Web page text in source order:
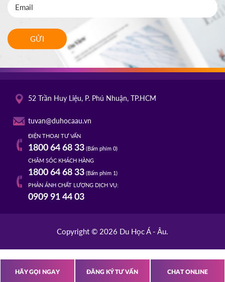
GỬI
52 Trần Huy Liệu, P. Phú Nhuận, TP.HCM
tuvan@duhocaau.vn
ĐIỆN THOẠI TƯ VẤN
1800 64 68 33(Bấm phím 0)
CHĂM SÓC KHÁCH HÀNG
1800 64 68 33(Bấm phím 1)
PHẢN ÁNH CHẤT LƯỢNG DỊCH VỤ:
0909 91 44 03
Copyright © 2026 Du Học Á - Âu.
HÃY GỌI NGAY ĐĂNG KÝ TƯ VẤN CHAT ONLINE